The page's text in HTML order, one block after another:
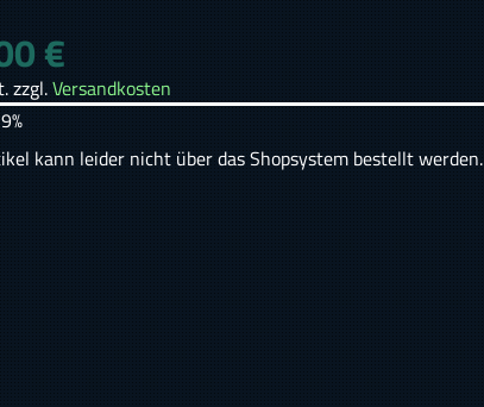
€
zzgl.Versandkosten
kann leider nicht über das Shopsystem bestellt werden.